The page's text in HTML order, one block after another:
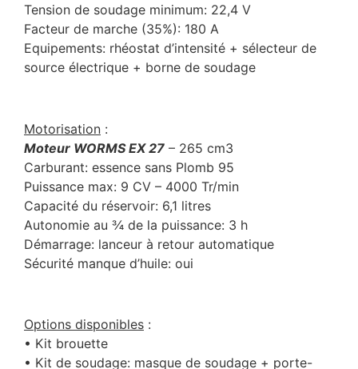
Tension de soudage minimum: 22,4 V
Facteur de marche (35%): 180 A
Equipements: rhéostat d’intensité + sélecteur de
source électrique + borne de soudage
Motorisation :
Moteur WORMS EX 27 – 265 cm3
Carburant: essence sans Plomb 95
Puissance max: 9 CV – 4000 Tr/min
Capacité du réservoir: 6,1 litres
Autonomie au ¾ de la puissance: 3 h
Démarrage: lanceur à retour automatique
Sécurité manque d’huile: oui
Options disponibles :
• Kit brouette
• Kit de soudage: masque de soudage + porte-